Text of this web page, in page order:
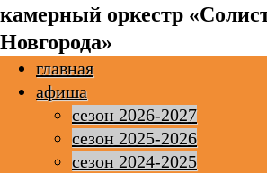
камерный оркестр
Новгорода»
главная
афиша
сезон 2026-2027
сезон 2025-2026
сезон 2024-2025